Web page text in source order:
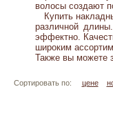
волосы создают
Купить
различной
эффектно.
широким
Также вы можете
Сортировать по: цене